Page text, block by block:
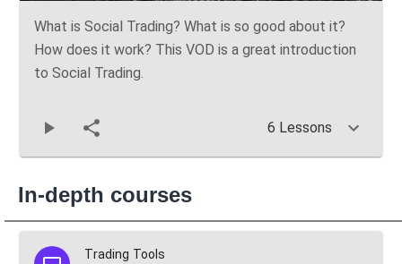
What is Social Trading? What is so good about it?
How does it work? This VOD is a great introduction
to Social Trading.
6 Lessons
In-depth courses
Trading Tools